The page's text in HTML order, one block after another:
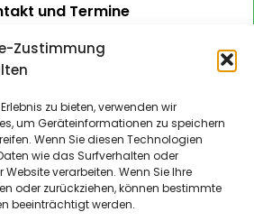
Zustimmung
zu bieten, verwenden wir
um Geräteinformationen zu speichern
Wenn Sie diesen Technologien
wie das Surfverhalten oder
verarbeiten. Wenn Sie Ihre
oder zurückziehen, können bestimmte
beeinträchtigt werden.
und Termine
Impressum
als Web-App
auf
und Android